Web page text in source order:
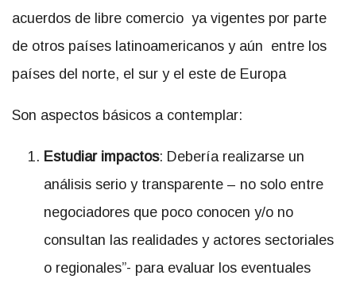
acuerdos de libre comercio ya vigentes por parte
de otros países latinoamericanos y aún entre los
países del norte, el sur y el este de Europa
Son aspectos básicos a contemplar:
Estudiar impactos: Debería realizarse un
análisis serio y transparente – no solo entre
negociadores que poco conocen y/o no
consultan las realidades y actores sectoriales
o regionales”- para evaluar los eventuales